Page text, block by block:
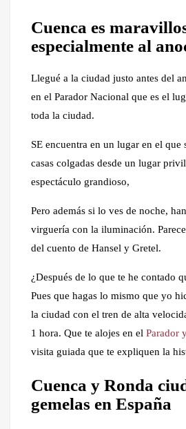
Cuenca es
especialmente al
Llegué a la ciudad justo antes del
en el Parador Nacional que es el
toda la ciudad.
SE encuentra en un lugar en el que
casas colgadas desde un lugar
espectáculo grandioso,
Pero además si lo ves de noche,
virguería con la iluminación.
del cuento de Hansel y Gretel.
¿Después de lo que te he contado
Pues que hagas lo mismo que yo
la ciudad con el tren de alta
1 hora. Que te alojes en el Parador
visita guiada que te expliquen la
Cuenca y Ronda
gemelas en España